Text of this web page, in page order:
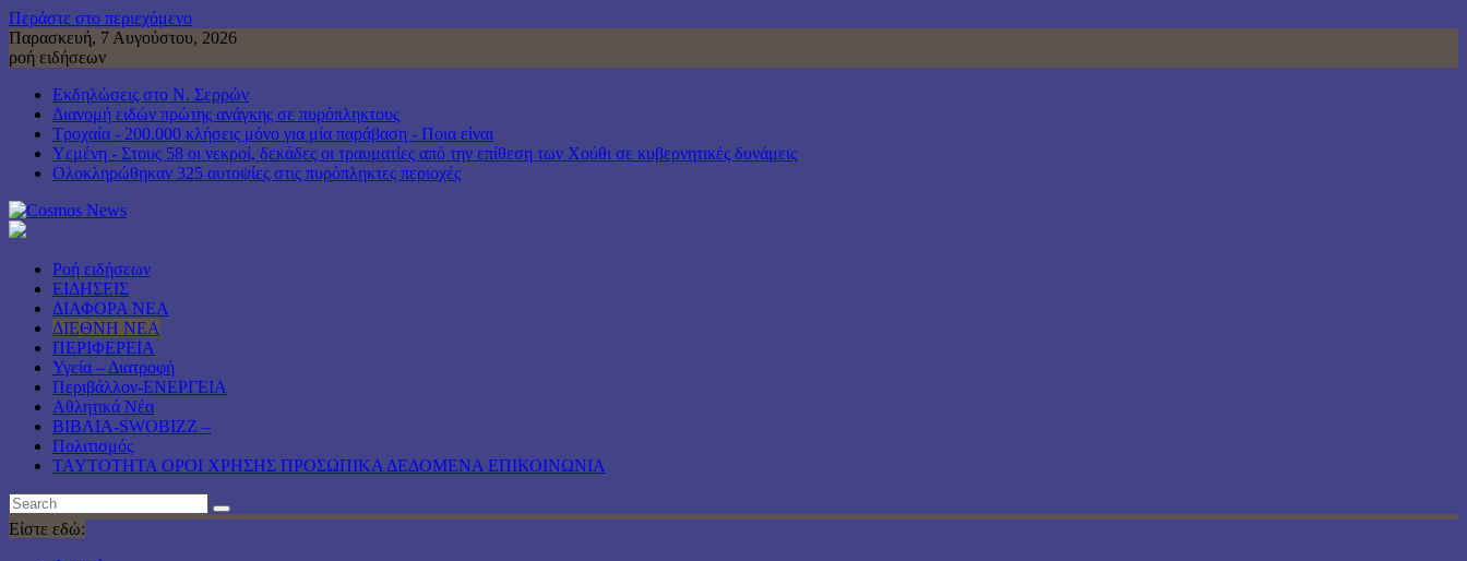
Περάστε στο περιεχόμενο
Παρασκευή, 7 Αυγούστου, 2026
ροή ειδήσεων
Εκδηλώσεις στο Ν. Σερρών
Διανομή ειδών πρώτης ανάγκης σε πυρόπληκτους
Τροχαία - 200.000 κλήσεις μόνο για μία παράβαση - Ποια είναι
Υεμένη - Στους 58 οι νεκροί, δεκάδες οι τραυματίες από την επίθεση των Χούθι σε κυβερνητικές δυνάμεις
Ολοκληρώθηκαν 325 αυτοψίες στις πυρόπληκτες περιοχές
Ροή ειδήσεων
ΕΙΔΗΣΕΙΣ
ΔΙΑΦΟΡΑ ΝΕΑ
ΔΙΕΘΝΗ ΝΕΑ
ΠΕΡΙΦΕΡΕΙΑ
Υγεία – Διατροφή
Περιβάλλον-ΕΝΕΡΓΕΙΑ
Αθλητικά Νέα
ΒΙΒΛΙΑ-SWOBIZZ –
Πολιτισμός
TAYTOTHTA ΟΡΟΙ ΧΡΗΣΗΣ ΠΡΟΣΩΠΙΚΑ ΔΕΔΟΜΕΝΑ ΕΠΙΚΟΙΝΩΝΙΑ
Είστε εδώ: